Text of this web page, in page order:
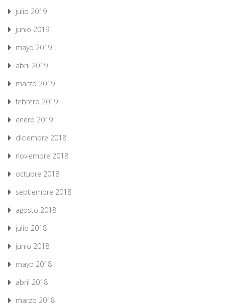
julio 2019
junio 2019
mayo 2019
abril 2019
marzo 2019
febrero 2019
enero 2019
diciembre 2018
noviembre 2018
octubre 2018
septiembre 2018
agosto 2018
julio 2018
junio 2018
mayo 2018
abril 2018
marzo 2018